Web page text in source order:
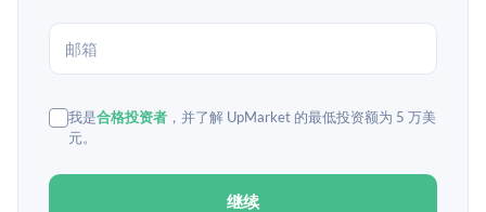
我是合格投资者 ，并了解 UpMarket 的最低投资额为 5 万美
元。
继续